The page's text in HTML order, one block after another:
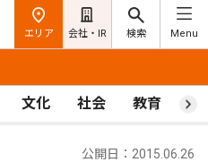
エリア 会社・IR 検索 Menu
文化 社会 教育 ス
公開日：2015.06.26